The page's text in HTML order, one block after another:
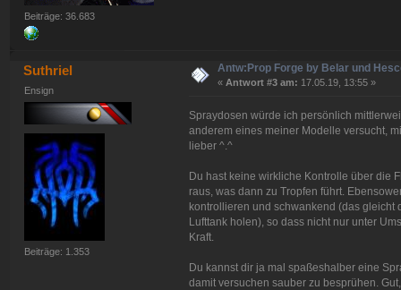
Beiträge: 36.683
Suthriel
Ensign
Beiträge: 1.353
Antw:Prop Forge by Belar und
« Antwort #3 am: 17.05.19, 13:55 »
Spraydosen würde ich persönlich
anderem eines meiner Modelle versucht,
lieber ^.^
Du hast keine wirkliche Kontrolle über die
raus, was dann zu Tropfen führt.
kontrollieren und schwankend (das gleicht
Lufttank holen), so dass nicht nur unter
Kraft.
Du kannst dir ja mal spaßeshalber eine
damit versuchen sauber zu besprühen.